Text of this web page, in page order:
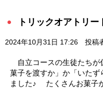
トリックオアトリー
2024年10月31日 17:26 投稿
自立コースの生徒たちが
菓子を渡すか」か「いたず
ました♪ たくさんお菓子